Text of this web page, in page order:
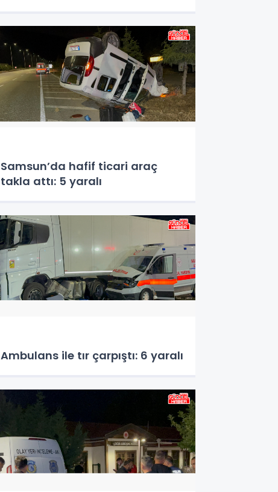
Samsun’da hafif ticari araç
takla attı: 5 yaralı
Ambulans ile tır çarpıştı: 6 yaralı